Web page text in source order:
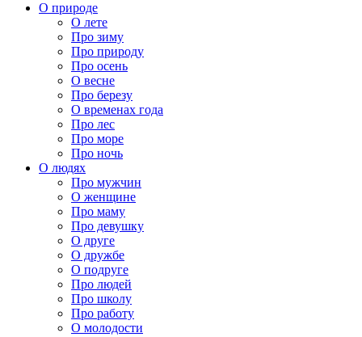
О природе
О лете
Про зиму
Про природу
Про осень
О весне
Про березу
О временах года
Про лес
Про море
Про ночь
О людях
Про мужчин
О женщине
Про маму
Про девушку
О друге
О дружбе
О подруге
Про людей
Про школу
Про работу
О молодости